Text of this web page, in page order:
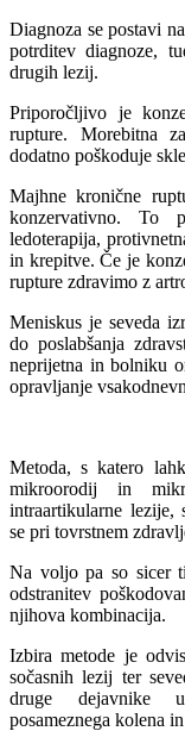
Diagnoza se postavi
potrditev diagnoze,
drugih lezij.
Priporočljivo je
rupture. Morebitna
dodatno poškoduje
Majhne kronične
konzervativno. To
ledoterapija,
in krepitve. Če je
rupture zdravimo z
Meniskus je seveda
do poslabšanja
neprijetna in bolniku
opravljanje
Metoda, s katero
mikroorodij in
intraartikularne lezije,
se pri tovrstnem
Na voljo pa so sicer
odstranitev
njihova kombinacija.
Izbira metode je
sočasnih lezij ter
druge dejavnike
posameznega kolena